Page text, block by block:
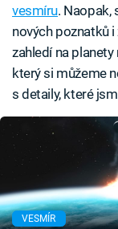
vesmíru. Naopak,
nových poznatků
zahledí na
který si můžeme
s detaily, které
VESMÍR